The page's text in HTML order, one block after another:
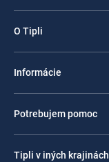
O Tipli
Informácie
Potrebujem pomoc
Tipli v iných krajinách